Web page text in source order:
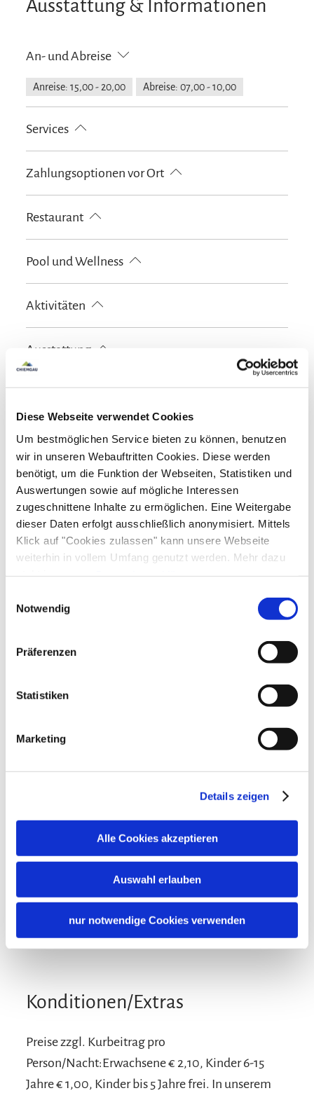
Diese Webseite verwendet Cookies
Um bestmöglichen Service bieten zu können, benutzen
wir in unseren Webauftritten Cookies. Diese werden
benötigt, um die Funktion der Webseiten, Statistiken und
Auswertungen sowie auf mögliche Interessen
zugeschnittene Inhalte zu ermöglichen. Eine Weitergabe
dieser Daten erfolgt ausschließlich anonymisiert. Mittels
Klick auf "Cookies zulassen" kann unsere Webseite
weiterhin in vollem Umfang genutzt werden. Mehr dazu
steht in unserer Datenschutzerklärung.
gelistet.
Notwendig
Präferenzen
Statistiken
Marketing
Details zeigen
Alle Cookies akzeptieren
Auswahl erlauben
nur notwendige Cookies verwenden
Ausstattung & Informationen
An- und Abreise
Anreise: 15,00 - 20,00 Abreise: 07,00 - 10,00
Services
Zahlungsoptionen vor Ort
Restaurant
Pool und Wellness
Aktivitäten
Ausstattung
Kostenfreies Babybett von 0-2 Jahren
Outdoorspielgeräte für Kinder
Frühstück
Brötchenservice Frühstücksbuffet
Richtlinien
Kinder willkommen
Nichtraucherunterkunft (Alle öffentlichen und privaten
Bereiche sind Nichtraucherzonen)
Gemeinschaftsbereiche
Garten Grillmöglichkeit
Liegewiese
Sonnenschirme
Sonnenstühle/-liegen Terrasse
Deutsch
Verpflegung
Frühstück
Lage
Besonders ruhige Lage
Konditionen/Extras
Preise zzgl. Kurbeitrag pro
Person/Nacht:Erwachsene € 2,10, Kinder 6-15
Jahre € 1,00, Kinder bis 5 Jahre frei. In unserem